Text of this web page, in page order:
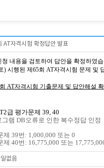
AT자격시험 확정답안 발표
청 내용을 검토하여 답안을 확정하였
) 시행된 제65회 AT자격시험 문제 및
AT자격시험 기출문제 및 답안해설
급 평가문제 39, 40
그램 DB오류로 인한 복수정답 인정
제 39번: 1,000,000 또는 0
제 40번: 16,775,000 또는
없음